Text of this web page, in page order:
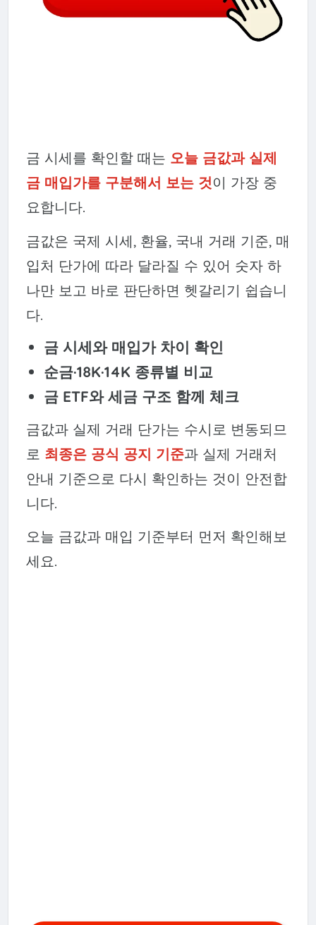
금 시세를 확인할 때는 오늘 금값과 실제
금 매입가를 구분해서 보는 것이 가장 중
요합니다.
금값은 국제 시세, 환율, 국내 거래 기준, 매
입처 단가에 따라 달라질 수 있어 숫자 하
나만 보고 바로 판단하면 헷갈리기 쉽습니
다.
금 시세와 매입가 차이 확인
순금·18K·14K 종류별 비교
금 ETF와 세금 구조 함께 체크
금값과 실제 거래 단가는 수시로 변동되므
로 최종은 공식 공지 기준과 실제 거래처
안내 기준으로 다시 확인하는 것이 안전합
니다.
오늘 금값과 매입 기준부터 먼저 확인해보
세요.